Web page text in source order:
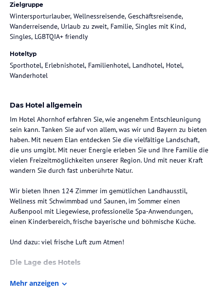
Zielgruppe
Wintersporturlauber, Wellnessreisende, Geschäftsreisende,
Wanderreisende, Urlaub zu zweit, Familie, Singles mit Kind,
Singles, LGBTQIA+ friendly
Hoteltyp
Sporthotel, Erlebnishotel, Familienhotel, Landhotel, Hotel,
Wanderhotel
Das Hotel allgemein
Im Hotel Ahornhof erfahren Sie, wie angenehm Entschleunigung
sein kann. Tanken Sie auf von allem, was wir und Bayern zu bieten
haben. Mit neuem Elan entdecken Sie die vielfältige Landschaft,
die uns umgibt. Mit neuer Energie erleben Sie und Ihre Familie die
vielen Freizeitmöglichkeiten unserer Region. Und mit neuer Kraft
wandern Sie durch fast unberührte Natur.
Wir bieten Ihnen 124 Zimmer im gemütlichen Landhausstil,
Wellness mit Schwimmbad und Saunen, im Sommer einen
Außenpool mit Liegewiese, professionelle Spa-Anwendungen,
einen Kinderbereich, frische bayerische und böhmische Küche.
Und dazu: viel frische Luft zum Atmen!
Die Lage des Hotels
Nationalparkgemeinde Lindberg, Landkreis Regen. Die Gemeinde
Mehr anzeigen